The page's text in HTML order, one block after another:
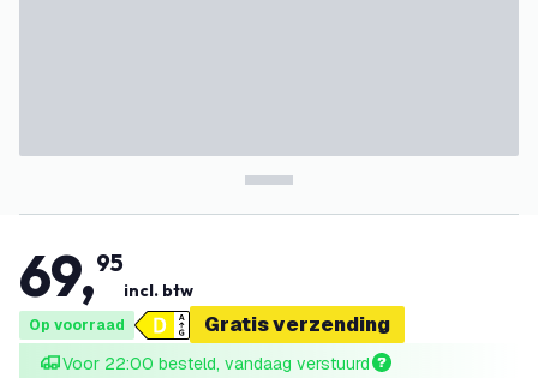
69,95
incl. btw
Op voorraad Gratis verzending
Voor 22:00 besteld, vandaag verstuurd